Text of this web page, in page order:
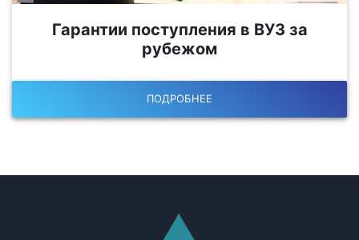
Гарантии поступления в ВУЗ за
рубежом
ПОДРОБНЕЕ